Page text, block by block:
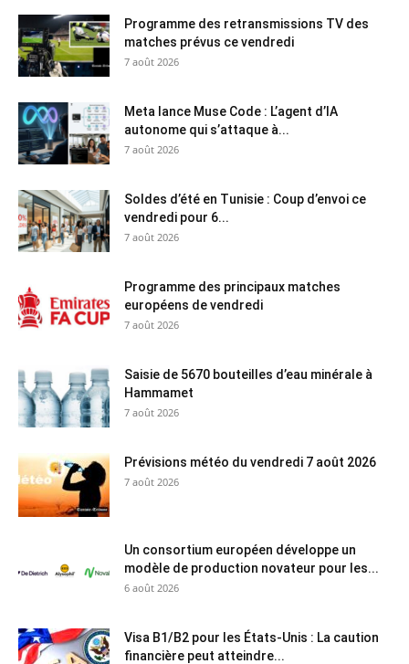
Programme des retransmissions TV des
matches prévus ce vendredi
7 août 2026
Meta lance Muse Code : L’agent d’IA
autonome qui s’attaque à...
7 août 2026
Soldes d’été en Tunisie : Coup d’envoi ce
vendredi pour 6...
7 août 2026
Programme des principaux matches
européens de vendredi
7 août 2026
Saisie de 5670 bouteilles d’eau minérale à
Hammamet
7 août 2026
Prévisions météo du vendredi 7 août 2026
7 août 2026
Un consortium européen développe un
modèle de production novateur pour les...
6 août 2026
Visa B1/B2 pour les États-Unis : La caution
financière peut atteindre...